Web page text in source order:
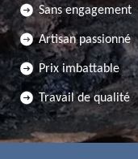
Sans engagement
Artisan passionné
Prix imbattable
Travail de qualité